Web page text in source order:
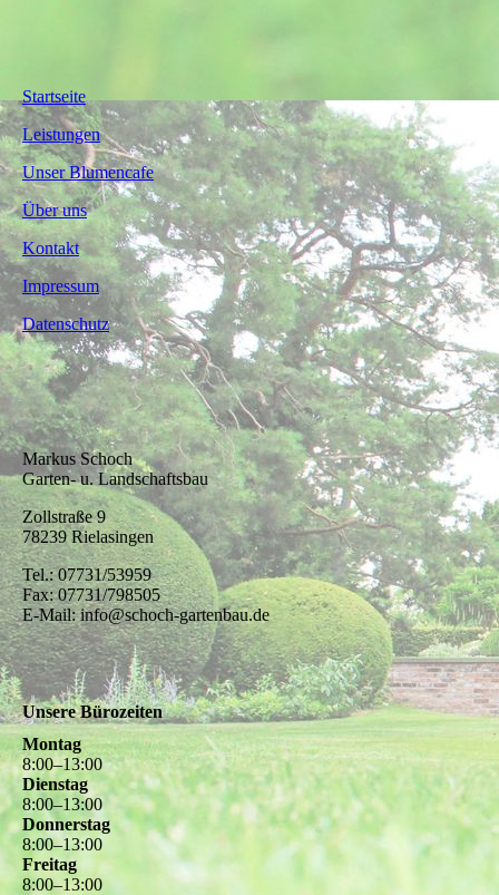
Startseite
Leistungen
Unser Blumencafe
Über uns
Kontakt
Impressum
Datenschutz
Markus Schoch
Garten- u. Landschaftsbau
Zollstraße 9
78239 Rielasingen
Tel.: 07731/53959
Fax: 07731/798505
E-Mail: info@schoch-gartenbau.de
Unsere Bürozeiten
Montag
8:00–13:00
Dienstag
8:00–13:00
Donnerstag
8:00–13:00
Freitag
8:00–13:00